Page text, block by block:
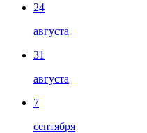
24
августа
31
августа
7
сентября